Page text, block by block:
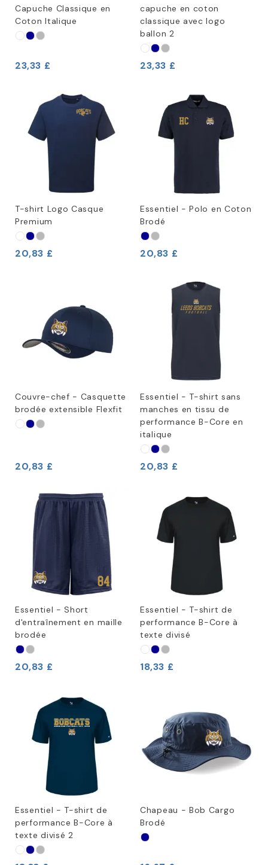
Capuche Classique en
Coton Italique
23,33 £
capuche en coton
classique avec logo
ballon 2
23,33 £
T-shirt Logo Casque
Premium
20,83 £
Essentiel - Polo en Coton
Brodé
20,83 £
Couvre-chef - Casquette
brodée extensible Flexfit
20,83 £
Essentiel - T-shirt sans
manches en tissu de
performance B-Core en
italique
20,83 £
Essentiel - Short
d'entraînement en maille
brodée
20,83 £
Essentiel - T-shirt de
performance B-Core à
texte divisé
18,33 £
Essentiel - T-shirt de
performance B-Core à
texte divisé 2
Chapeau - Bob Cargo
Brodé